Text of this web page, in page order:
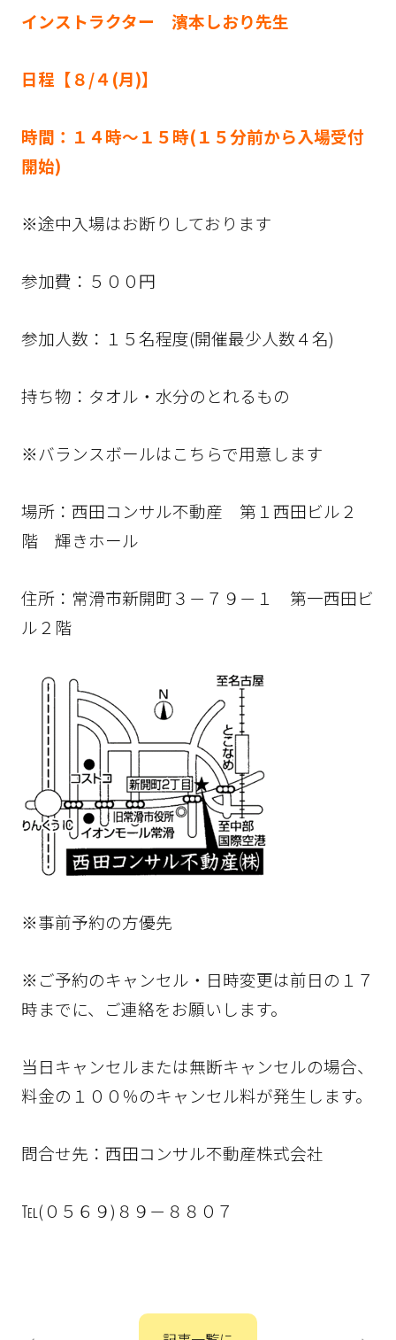
インストラクター 濱本しおり先生
日程【８/４(月)】
時間：１４時～１５時(１５分前から入場受付
開始)
※途中入場はお断りしております
参加費：５００円
参加人数：１５名程度(開催最少人数４名)
持ち物：タオル・水分のとれるもの
※バランスボールはこちらで用意します
場所：西田コンサル不動産 第１西田ビル２
階 輝きホール
住所：常滑市新開町３－７９－１ 第一西田ビ
ル２階
※事前予約の方優先
※ご予約のキャンセル・日時変更は前日の１７
時までに、ご連絡をお願いします。
当日キャンセルまたは無断キャンセルの場合、
料金の１００％のキャンセル料が発生します。
問合せ先：西田コンサル不動産株式会社
℡(０５６９)８９－８８０７